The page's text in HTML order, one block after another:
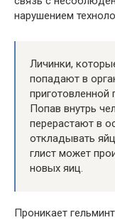
нарушением
Личинки,
попадают в
Попав внутрь
перерастают в
откладывать
глист может
новых яиц.
Проникает